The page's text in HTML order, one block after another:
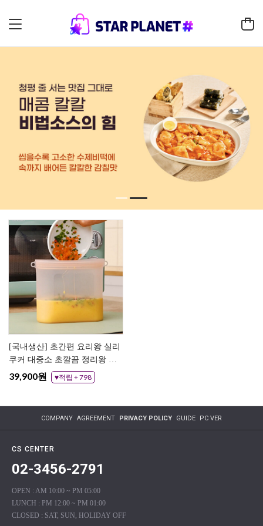
[국내생산] 초간편 요리왕 실리
쿠커 대중소 초깔끔 정리왕 실
리콘 지퍼백 전자렌지 지퍼팩
39,900원 ♥적립 + 798
COMPANY AGREEMENT PRIVACY POLICY GUIDE PC VER
CS CENTER
02-3456-2791
OPEN : AM 10:00 ~ PM 05:00
LUNCH : PM 12:00 ~ PM 01:00
CLOSED : SAT, SUN, HOLIDAY OFF